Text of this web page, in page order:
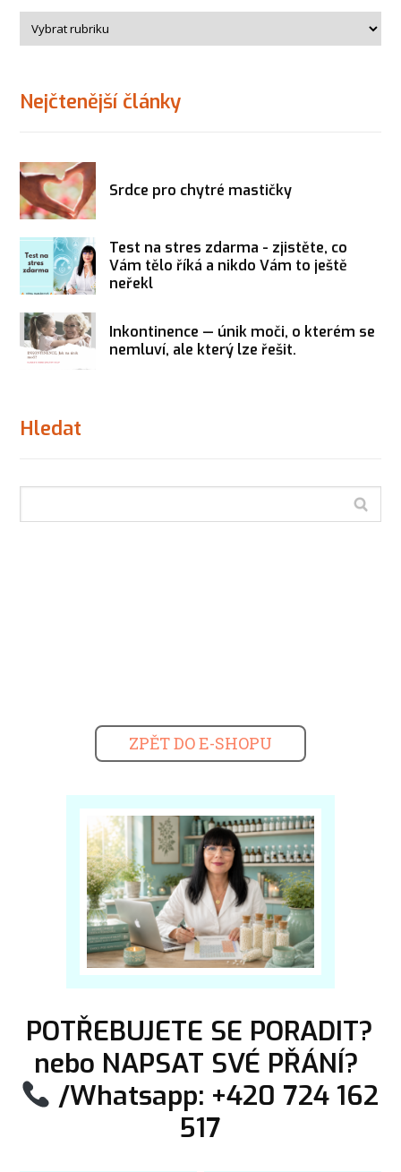
Nejčtenější články
Srdce pro chytré mastičky
Test na stres zdarma - zjistěte, co
Vám tělo říká a nikdo Vám to ještě
neřekl
Inkontinence — únik moči, o kterém se
nemluví, ale který lze řešit.
Hledat
ZPĚT DO E-SHOPU
POTŘEBUJETE SE PORADIT?
nebo NAPSAT SVÉ PŘÁNÍ?
/Whatsapp: +420 724 162
517